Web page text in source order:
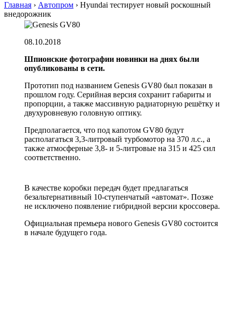
Главная › Автопром › Hyundai тестирует новый роскошный
внедорожник
08.10.2018
Шпионские фотографии новинки на днях были
опубликованы в сети.
Прототип под названием Genesis GV80 был показан в
прошлом году. Серийная версия сохранит габариты и
пропорции, а также массивную радиаторную решётку и
двухуровневую головную оптику.
Предполагается, что под капотом GV80 будут
располагаться 3,3-литровый турбомотор на 370 л.с., а
также атмосферные 3,8- и 5-литровые на 315 и 425 сил
соответственно.
В качестве коробки передач будет предлагаться
безальтернативный 10-ступенчатый «автомат». Позже
не исключено появление гибридной версии кроссовера.
Официальная премьера нового Genesis GV80 состоится
в начале будущего года.